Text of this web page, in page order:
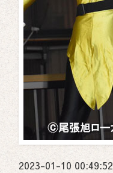
2023-01-10 00:49:52